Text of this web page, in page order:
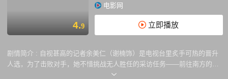
4.9
电影网
立即播放
剧情简介 : 自视甚高的记者余美仁（谢楠饰）是电视台里炙手可热的晋升
人选，为了击败对手，她不惜挑战无人胜任的采访任务——前往南方的偏
僻小城，去揭露一个有机农场的重大秘密。不料，余美仁在那里不仅遇到